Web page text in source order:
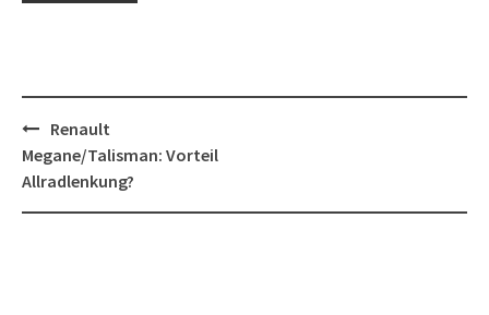
Post
navigation
Renault
Megane/Talisman: Vorteil
Allradlenkung?